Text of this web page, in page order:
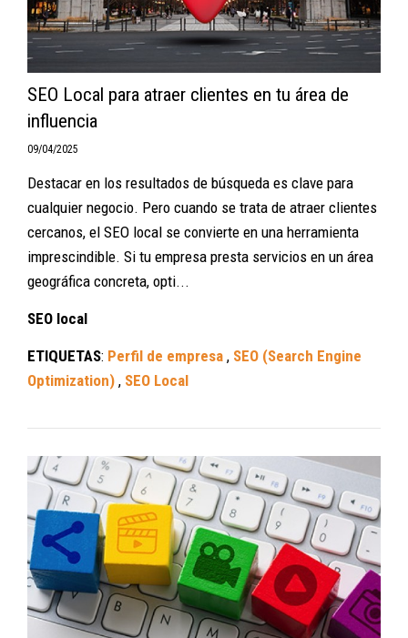
SEO Local para atraer clientes en tu área de
influencia
09/04/2025
Destacar en los resultados de búsqueda es clave para
cualquier negocio. Pero cuando se trata de atraer clientes
cercanos, el SEO local se convierte en una herramienta
imprescindible. Si tu empresa presta servicios en un área
geográfica concreta, opti...
SEO local
ETIQUETAS: Perfil de empresa , SEO (Search Engine
Optimization) , SEO Local